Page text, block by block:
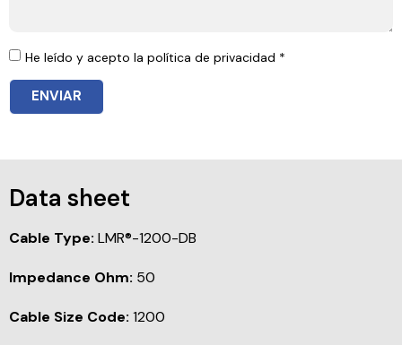
He leído y acepto la política de privacidad *
ENVIAR
Data sheet
Cable Type: LMR®-1200-DB
Impedance Ohm: 50
Cable Size Code: 1200